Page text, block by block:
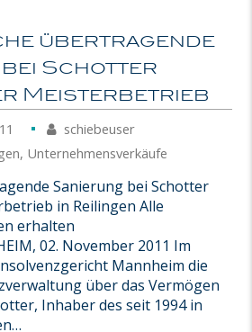
übertragende
Schotter
Meisterbetrieb
schiebeuser
, Unternehmensverkäufe
Sanierung bei Schotter
in Reilingen Alle
erhalten
02. November 2011 Im
Mannheim die
über das Vermögen
Inhaber des seit 1994 in